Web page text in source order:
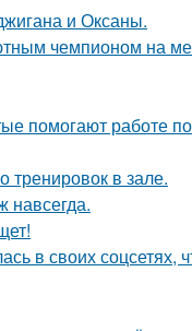
и Оксаны.
чемпионом на
помогают работе
тренировок в зале.
в своих соцсетях,